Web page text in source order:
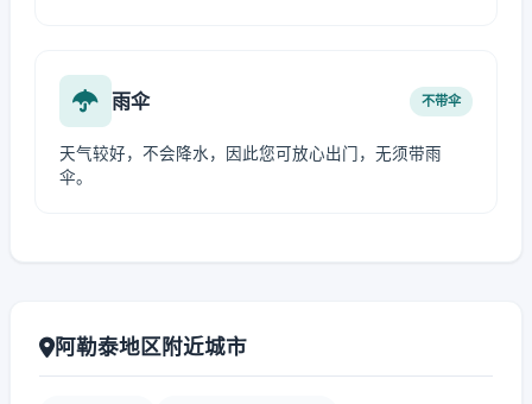
雨伞 不带伞
天气较好，不会降水，因此您可放心出门，无须带雨
伞。
阿勒泰地区附近城市